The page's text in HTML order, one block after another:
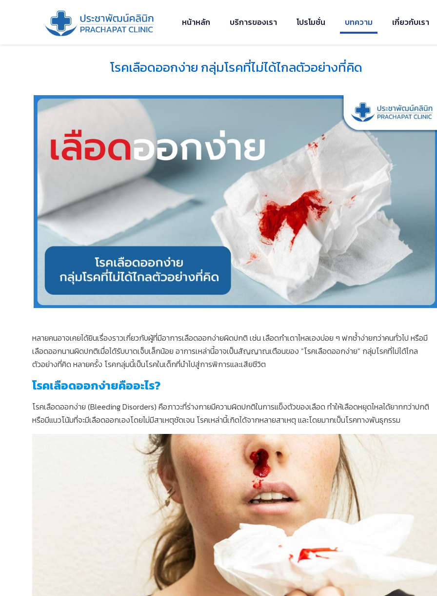
หน้าหลัก บริการของเรา โปรโมชั่น บทความ เกี่ยวกับเรา
โรคเลือดออกง่าย กลุ่มโรคที่ไม่ได้ไกลตัวอย่างที่คิด
หลายคนอาจเคยได้ยินเรื่องราวเกี่ยวกับผู้ที่มีอาการเลือดออกง่ายผิดปกติ เช่น เลือดกำเดาไหลเองบ่อย ๆ ฟกช้ำง่ายกว่าคนทั่วไป หรือมี
เลือดออกนานผิดปกติเมื่อได้รับบาดเจ็บเล็กน้อย อาการเหล่านี้อาจเป็นสัญญาณเตือนของ “โรคเลือดออกง่าย” กลุ่มโรคที่ไม่ได้ไกล
ตัวอย่างที่คิด หลายครั้ง โรคกลุ่มนี้เป็นโรคในเด็กที่นำไปสู่การพิการและเสียชีวิต
โรคเลือดออกง่ายคืออะไร?
โรคเลือดออกง่าย (Bleeding Disorders) คือภาวะที่ร่างกายมีความผิดปกติในการแข็งตัวของเลือด ทำให้เลือดหยุดไหลได้ยากกว่าปกติ
หรือมีแนวโน้มที่จะมีเลือดออกเองโดยไม่มีสาเหตุชัดเจน โรคเหล่านี้เกิดได้จากหลายสาเหตุ และโดยมากเป็นโรคทางพันธุกรรม